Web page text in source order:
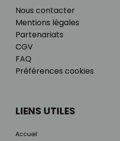
Nous contacter
Mentions légales
Partenariats
CGV
FAQ
Préférences cookies
LIENS UTILES
Accueil